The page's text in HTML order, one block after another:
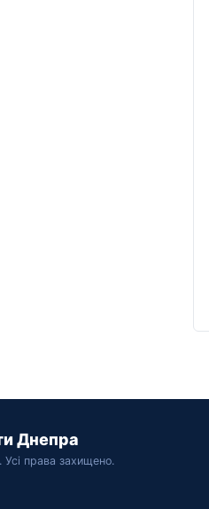
Днепра
права захищено.